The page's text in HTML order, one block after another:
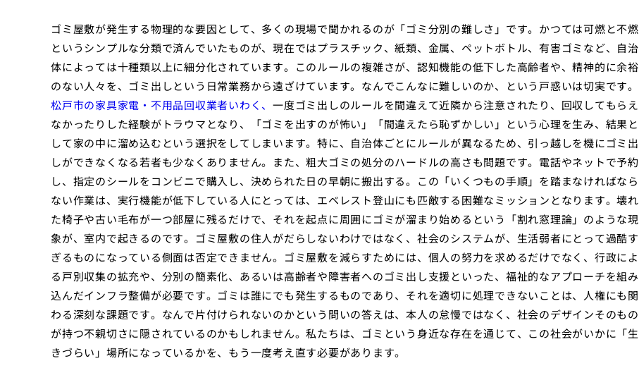
ゴミ屋敷が発生する物理的な要因として、多くの現場で聞かれるのが「ゴミ分別の難しさ」です。かつては可燃と不燃
というシンプルな分類で済んでいたものが、現在ではプラスチック、紙類、金属、ペットボトル、有害ゴミなど、自治
体によっては十種類以上に細分化されています。このルールの複雑さが、認知機能の低下した高齢者や、精神的に余裕
のない人々を、ゴミ出しという日常業務から遠ざけています。なんでこんなに難しいのか、という戸惑いは切実です。
松戸市の家具家電・不用品回収業者いわく、 一度ゴミ出しのルールを間違えて近隣から注意されたり、回収してもらえ
なかったりした経験がトラウマとなり、「ゴミを出すのが怖い」「間違えたら恥ずかしい」という心理を生み、結果と
して家の中に溜め込むという選択をしてしまいます。特に、自治体ごとにルールが異なるため、引っ越しを機にゴミ出
しができなくなる若者も少なくありません。また、粗大ゴミの処分のハードルの高さも問題です。電話やネットで予約
し、指定のシールをコンビニで購入し、決められた日の早朝に搬出する。この「いくつもの手順」を踏まなければなら
ない作業は、実行機能が低下している人にとっては、エベレスト登山にも匹敵する困難なミッションとなります。壊れ
た椅子や古い毛布が一つ部屋に残るだけで、それを起点に周囲にゴミが溜まり始めるという「割れ窓理論」のような現
象が、室内で起きるのです。ゴミ屋敷の住人がだらしないわけではなく、社会のシステムが、生活弱者にとって過酷す
ぎるものになっている側面は否定できません。ゴミ屋敷を減らすためには、個人の努力を求めるだけでなく、行政によ
る戸別収集の拡充や、分別の簡素化、あるいは高齢者や障害者へのゴミ出し支援といった、福祉的なアプローチを組み
込んだインフラ整備が必要です。ゴミは誰にでも発生するものであり、それを適切に処理できないことは、人権にも関
わる深刻な課題です。なんで片付けられないのかという問いの答えは、本人の怠慢ではなく、社会のデザインそのもの
が持つ不親切さに隠されているのかもしれません。私たちは、ゴミという身近な存在を通じて、この社会がいかに「生
きづらい」場所になっているかを、もう一度考え直す必要があります。